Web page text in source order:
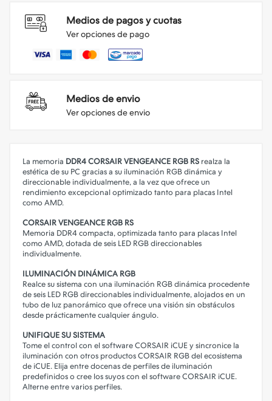
Medios de pagos y cuotas
Ver opciones de pago
Medios de envio
Ver opciones de envio
La memoria DDR4 CORSAIR VENGEANCE RGB RS realza la
estética de su PC gracias a su iluminación RGB dinámica y
direccionable individualmente, a la vez que ofrece un
rendimiento excepcional optimizado tanto para placas Intel
como AMD.
CORSAIR VENGEANCE RGB RS
Memoria DDR4 compacta, optimizada tanto para placas Intel
como AMD, dotada de seis LED RGB direccionables
individualmente.
ILUMINACIÓN DINÁMICA RGB
Realce su sistema con una iluminación RGB dinámica procedente
de seis LED RGB direccionables individualmente, alojados en un
tubo de luz panorámico que ofrece una visión sin obstáculos
desde prácticamente cualquier ángulo.
UNIFIQUE SU SISTEMA
Tome el control con el software CORSAIR iCUE y sincronice la
iluminación con otros productos CORSAIR RGB del ecosistema
de iCUE. Elija entre docenas de perfiles de iluminación
predefinidos o cree los suyos con el software CORSAIR iCUE.
Alterne entre varios perfiles.